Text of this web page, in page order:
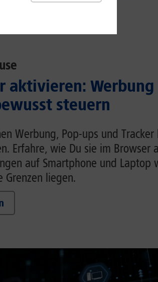
aktivieren: Werbung
steuern
Werbung, Pop-ups und Tracker
Erfahre, wie Du sie im Browser
auf Smartphone und Laptop
Grenzen liegen.